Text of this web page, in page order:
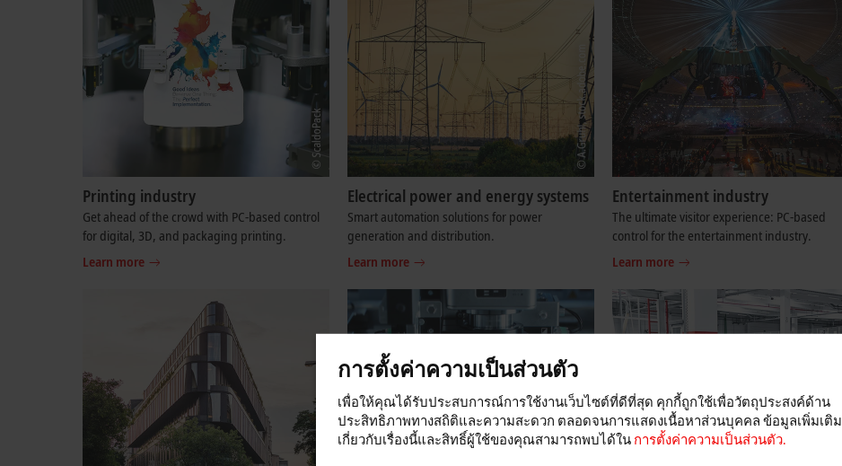
Printing industry
Get ahead of the crowd with PC-based control
for digital, 3D, and packaging printing.
Learn more
Electrical power and energy systems
Smart automation solutions for power
generation and distribution.
Learn more
Entertainment industry
The ultimate visitor experience: PC-based
control for the entertainment industry.
Learn more
การตั้งค่าความเป็นส่วนตัว
เพื่อให้คุณได้รับประสบการณ์การใช้งานเว็บไซต์ที่ดีที่สุด คุกกี้ถูกใช้เพื่อวัตถุประสงค์ด้าน
ประสิทธิภาพทางสถิติและความสะดวก ตลอดจนการแสดงเนื้อหาส่วนบุคคล ข้อมูลเพิ่มเติม
เกี่ยวกับเรื่องนี้และสิทธิ์ผู้ใช้ของคุณสามารถพบได้ใน การตั้งค่าความเป็นส่วนตัว.